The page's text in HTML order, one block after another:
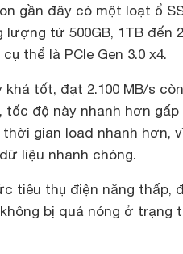
gần đây có một loạt ổ
lượng từ 500GB, 1TB đến
thể là PCIe Gen 3.0 x4.
tốt, đạt 2.100 MB/s
tốc độ này nhanh hơn gấp
gian load nhanh hơn,
liệu nhanh chóng.
tiêu thụ điện năng thấp,
không bị quá nóng ở trạng